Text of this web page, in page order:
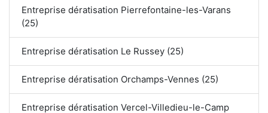
Entreprise dératisation Pierrefontaine-les-Varans
(25)
Entreprise dératisation Le Russey (25)
Entreprise dératisation Orchamps-Vennes (25)
Entreprise dératisation Vercel-Villedieu-le-Camp